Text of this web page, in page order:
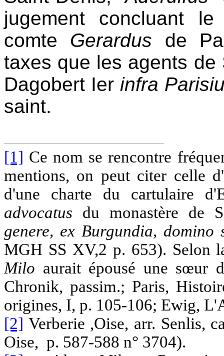
jugement concluant
comte Gerardus de
taxes que les agents
Dagobert Ier infra
saint.
[1] Ce nom se rencontre
mentions, on peut citer celle
d'une charte du cartulaire
advocatus du monastère de
genere, ex Burgundia, domino
MGH SS XV,2 p. 653). Selon
Milo aurait épousé une sœur
Chronik, passim.; Paris,
origines, I, p. 105-106; Ewig,
[2] Verberie ,Oise, arr. Senlis,
Oise, p. 587-588 n° 3704).